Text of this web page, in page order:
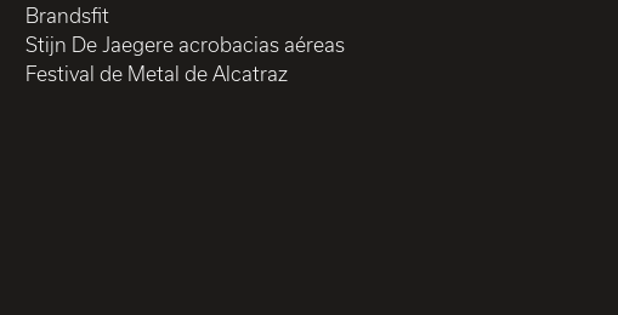
Brandsfit
Stijn De Jaegere acrobacias aéreas
Festival de Metal de Alcatraz